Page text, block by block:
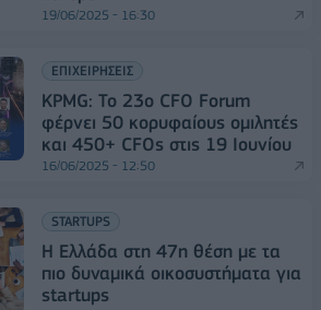
19/06/2025 - 16:30
ΕΠΙΧΕΙΡΗΣΕΙΣ
KPMG: Το 23o CFO Forum
φέρνει 50 κορυφαίους ομιλητές
και 450+ CFOs στις 19 Ιουνίου
16/06/2025 - 12:50
STARTUPS
Η Ελλάδα στη 47η θέση με τα
πιο δυναμικά οικοσυστήματα για
startups